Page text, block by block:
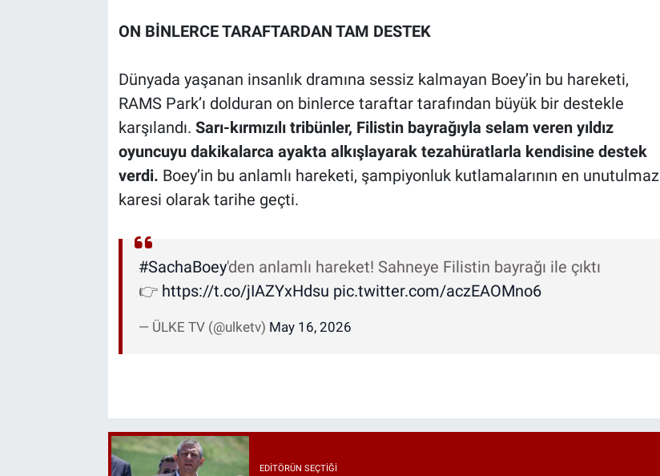
ON BİNLERCE TARAFTARDAN TAM DESTEK
Dünyada yaşanan insanlık dramına sessiz kalmayan Boey’in bu hareketi,
RAMS Park’ı dolduran on binlerce taraftar tarafından büyük bir destekle
karşılandı. Sarı-kırmızılı tribünler, Filistin bayrağıyla selam veren yıldız
oyuncuyu dakikalarca ayakta alkışlayarak tezahüratlarla kendisine destek
verdi. Boey’in bu anlamlı hareketi, şampiyonluk kutlamalarının en unutulmaz
karesi olarak tarihe geçti.
#SachaBoey'den anlamlı hareket! Sahneye Filistin bayrağı ile çıktı
👉 https://t.co/jIAZYxHdsu pic.twitter.com/aczEAOMno6
— ÜLKE TV (@ulketv) May 16, 2026
EDITÖRÜN SEÇTIĞI